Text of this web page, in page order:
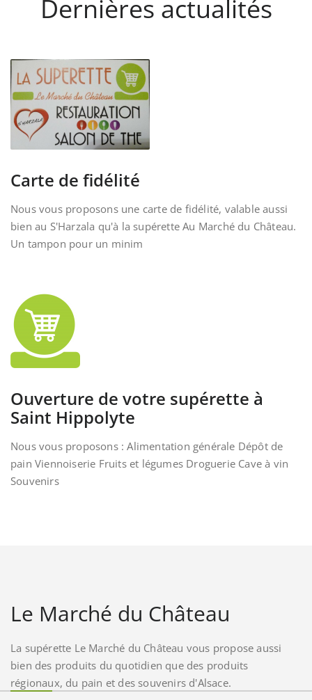
Dernières actualités
Carte de fidélité
Nous vous proposons une carte de fidélité, valable aussi
bien au S'Harzala qu'à la supérette Au Marché du Château.
Un tampon pour un minim
Ouverture de votre supérette à
Saint Hippolyte
Nous vous proposons : Alimentation générale Dépôt de
pain Viennoiserie Fruits et légumes Droguerie Cave à vin
Souvenirs
Le Marché du Château
La supérette Le Marché du Château vous propose aussi
bien des produits du quotidien que des produits
régionaux, du pain et des souvenirs d'Alsace.